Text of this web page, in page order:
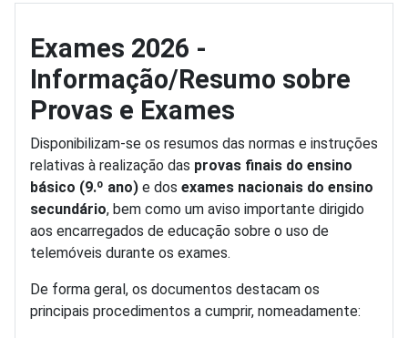
Exames 2026 -
Informação/Resumo sobre
Provas e Exames
Disponibilizam-se os resumos das normas e instruções
relativas à realização das provas finais do ensino
básico (9.º ano) e dos exames nacionais do ensino
secundário, bem como um aviso importante dirigido
aos encarregados de educação sobre o uso de
telemóveis durante os exames.
De forma geral, os documentos destacam os
principais procedimentos a cumprir, nomeadamente: